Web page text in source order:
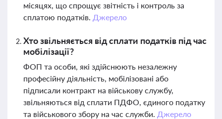
місяцях, що спрощує звітність і контроль за
сплатою податків. Джерело
Хто звільняється від сплати податків під час
мобілізації?
ФОП та особи, які здійснюють незалежну
професійну діяльність, мобілізовані або
підписали контракт на військову службу,
звільняються від сплати ПДФО, єдиного податку
та військового збору на час служби. Джерело